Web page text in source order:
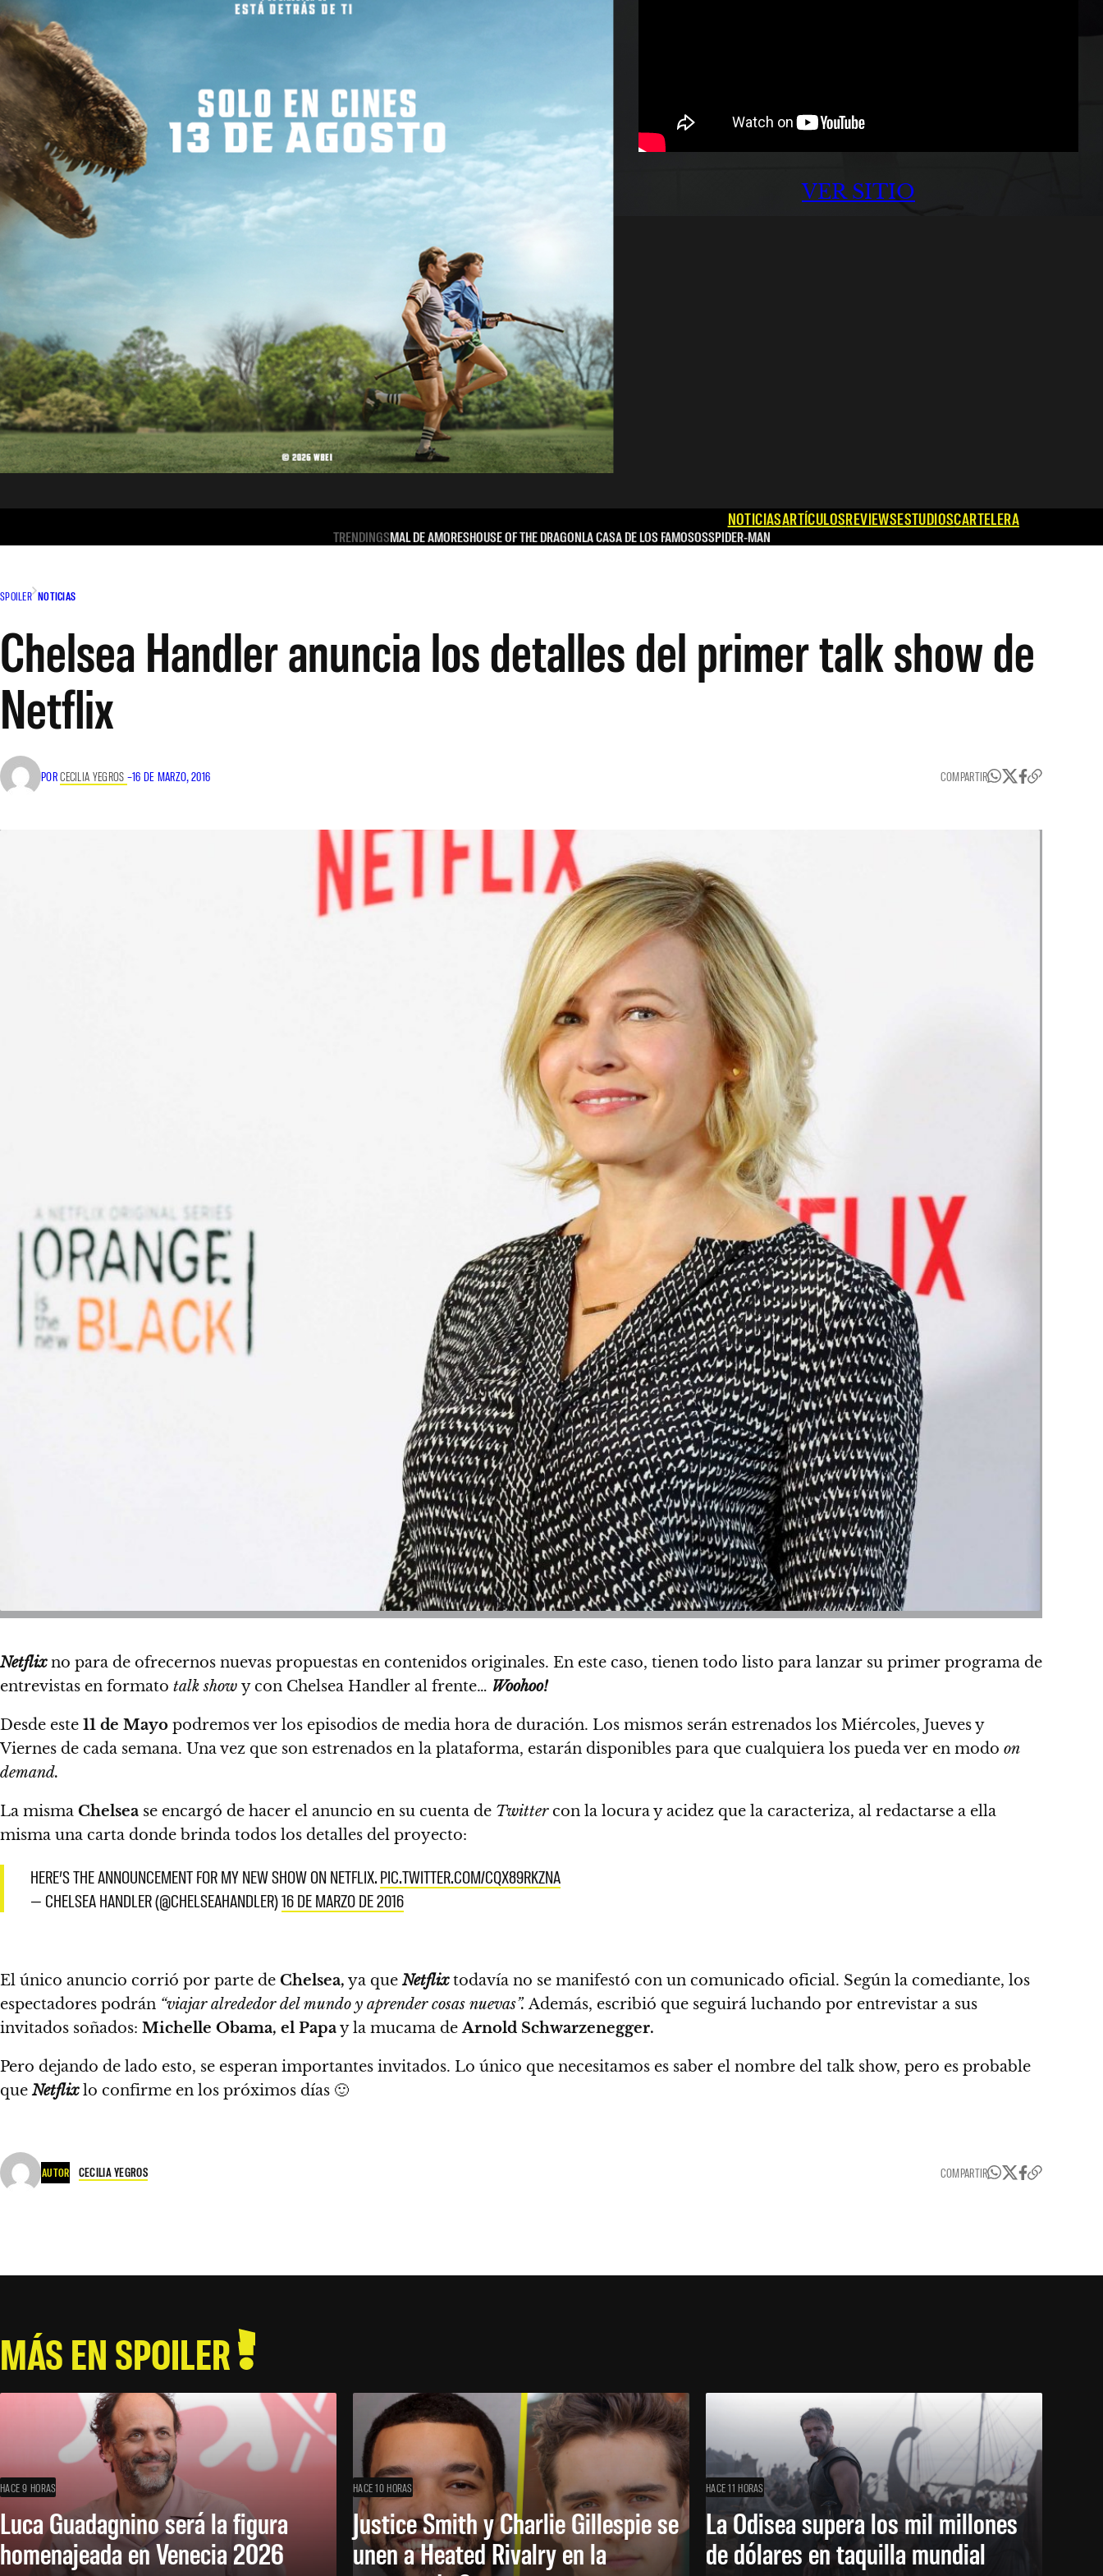
VER SITIO
NOTICIASARTÍCULOSREVIEWSESTUDIOSCARTELERA
TRENDINGSMAL DE AMORESHOUSE OF THE DRAGONLA CASA DE LOS FAMOSOSSPIDER-MAN
SPOILER NOTICIAS
Chelsea Handler anuncia los detalles del primer talk show de
Netflix
PORCECILIA YEGROS –16 DE MARZO, 2016 COMPARTIR
Netflixno para de ofrecernos nuevas propuestas en contenidos originales. En este caso, tienen todo listo para lanzar su primer programa de
entrevistas en formato talk show y con Chelsea Handler al frente… Woohoo!
Desde este 11 de Mayo podremos ver los episodios de media hora de duración. Los mismos serán estrenados los Miércoles, Jueves y
Viernes de cada semana. Una vez que son estrenados en la plataforma, estarán disponibles para que cualquiera los pueda ver en modo on
demand.
La misma Chelsea se encargó de hacer el anuncio en su cuenta de Twittercon la locura y acidez que la caracteriza, al redactarse a ella
misma una carta donde brinda todos los detalles del proyecto:
HERE’S THE ANNOUNCEMENT FOR MY NEW SHOW ON NETFLIX.PIC.TWITTER.COM/CQX89RKZNA
— CHELSEA HANDLER (@CHELSEAHANDLER)16 DE MARZO DE 2016
El único anuncio corrió por parte de Chelsea, ya queNetflixtodavía no se manifestó con un comunicado oficial. Según la comediante, los
espectadores podrán “viajar alrededor del mundo y aprender cosas nuevas”. Además, escribió que seguirá luchando por entrevistar a sus
invitados soñados: Michelle Obama, el Papay la mucama deArnold Schwarzenegger.
Pero dejando de lado esto, se esperan importantes invitados. Lo único que necesitamos es saber el nombre del talk show, pero es probable
queNetflixlo confirme en los próximos días 🙂
AUTOR CECILIA YEGROS COMPARTIR
MÁS EN SPOILER
HACE 9 HORAS
Luca Guadagnino será la figura
homenajeada en Venecia 2026
HACE 10 HORAS
Justice Smith y Charlie Gillespie se
unen a Heated Rivalry en la
HACE 11 HORAS
La Odisea supera los mil millones
de dólares en taquilla mundial